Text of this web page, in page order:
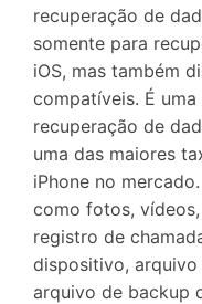
recuperação de
somente para
iOS, mas também
compatíveis. É
recuperação de
uma das maiores
iPhone no
como fotos,
registro de
dispositivo, arquivo
arquivo de backup